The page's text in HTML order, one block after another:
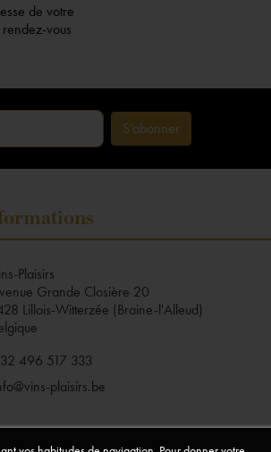
de votre
vous
Plaisirs
Grande Closière 20
Lillois-Witterzée (Braine-l'Alleud)
496 517 333
plaisirs.be